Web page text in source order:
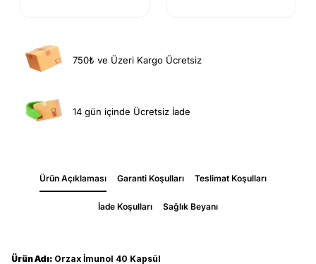
750₺ ve Üzeri Kargo Ücretsiz
14 gün içinde Ücretsiz İade
Ürün Açıklaması Garanti Koşulları Teslimat Koşulları
İade Koşulları Sağlık Beyanı
Ürün Adı: Orzax İmunol 40 Kapsül